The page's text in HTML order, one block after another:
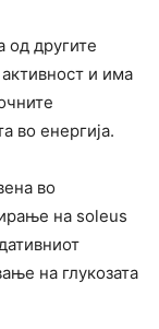
од другите
активност и има
во енергија.
во
на soleus
на глукозата